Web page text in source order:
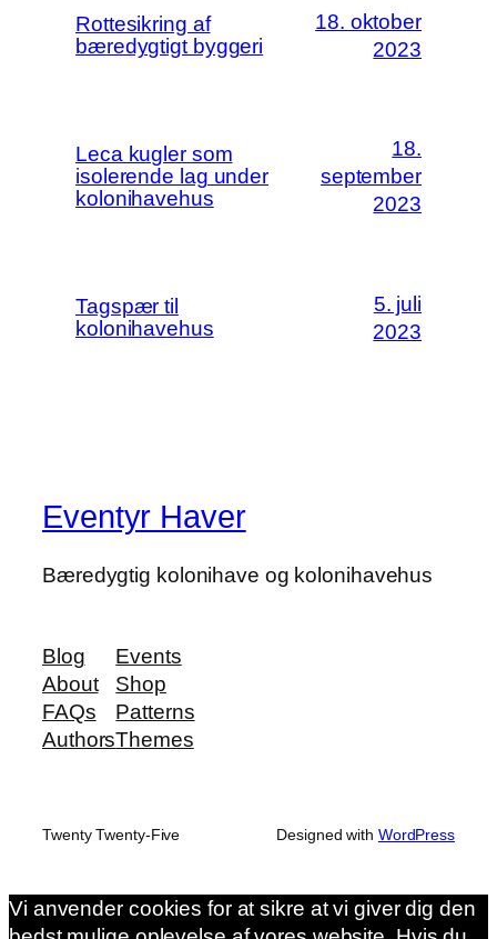
Rottesikring af
bæredygtigt byggeri
18. oktober
2023
Leca kugler som
isolerende lag under
kolonihavehus
18.
september
2023
Tagspær til
kolonihavehus
5. juli
2023
Eventyr Haver
Bæredygtig kolonihave og kolonihavehus
Blog
About
FAQs
Authors
Events
Shop
Patterns
Themes
Twenty Twenty-Five Designed with WordPress
Vi anvender cookies for at sikre at vi giver dig den